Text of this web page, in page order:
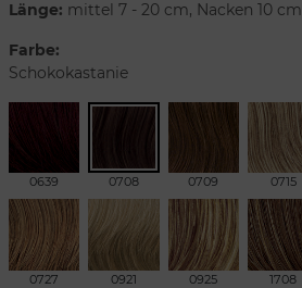
Länge: mittel 7 - 20 cm, Nacken 10 cm
Farbe:
Schokokastanie
0639 0708 0709 0715
0727 0921 0925 1708